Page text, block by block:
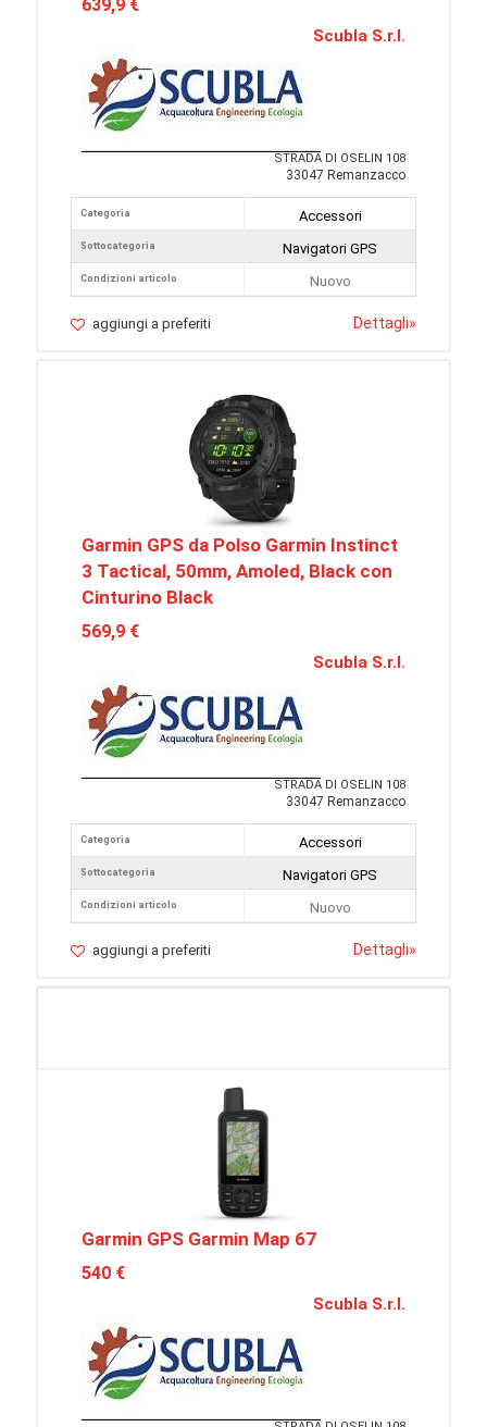
639,9 €
Scubla S.r.l.
STRADA DI OSELIN 108
33047 Remanzacco
Categoria
Sottocategoria
Condizioni articolo
Accessori
Navigatori GPS
Nuovo
aggiungi a preferiti Dettagli»
Garmin GPS da Polso Garmin Instinct
3 Tactical, 50mm, Amoled, Black con
Cinturino Black
569,9 €
Scubla S.r.l.
STRADA DI OSELIN 108
33047 Remanzacco
Categoria
Sottocategoria
Condizioni articolo
Accessori
Navigatori GPS
Nuovo
aggiungi a preferiti Dettagli»
Garmin GPS Garmin Map 67
540 €
Scubla S.r.l.